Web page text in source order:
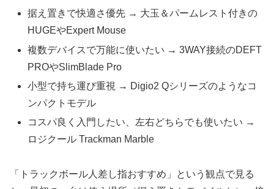
据え置きで快適さ優先 → 大玉＆パームレスト付きの
HUGEやExpert Mouse
複数デバイスで万能に使いたい → 3WAY接続のDEFT
PROやSlimBlade Pro
小型で持ち運び重視 → Digio2 Qシリーズのようなコ
ンパクトモデル
コスパ良く入門したい、左右どちらでも使いたい →
ロジクール Trackman Marble
「トラックボール人差し指おすすめ」
という観点で見る